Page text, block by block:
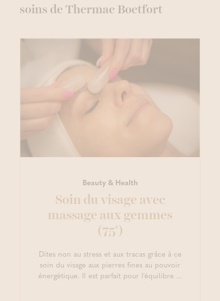
soins de Thermae Boetfort
Beauty & Health
Soin du visage avec
massage aux gemmes
(75')
Dites non au stress et aux tracas grâce à ce
soin du visage aux pierres fines au pouvoir
énergétique. Il est parfait pour l'équilibre ...